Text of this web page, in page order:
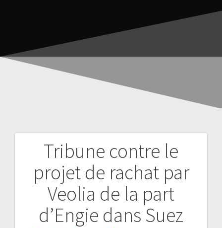
Tribune contre le
projet de rachat par
Veolia de la part
d’Engie dans Suez